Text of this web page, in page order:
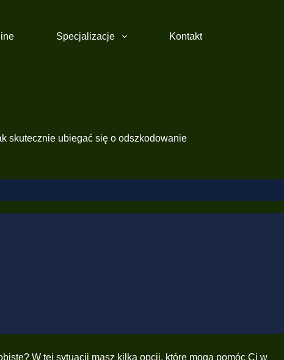
Specjalizacje Kontakt
skutecznie ubiegać się o odszkodowanie
W tej sytuacji masz kilka opcji, które mogą pomóc Ci w